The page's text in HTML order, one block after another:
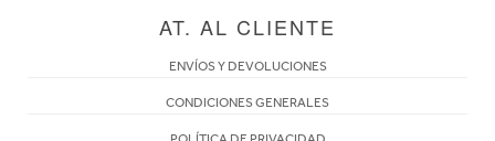
AT. AL CLIENTE
ENVÍOS Y DEVOLUCIONES
CONDICIONES GENERALES